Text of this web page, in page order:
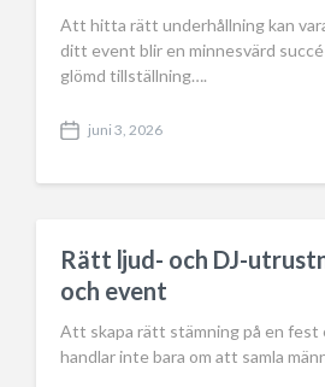
Att hitta rätt underhållning kan
ditt event blir en minnesvärd
glömd tillställning….
P
s
a
t
e
juni 3, 2026
Rätt ljud- och DJ-
och event
Att skapa rätt stämning på en
handlar inte bara om att samla